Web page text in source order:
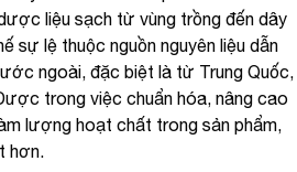
liệu sạch từ vùng trồng đến dây
sự lệ thuộc nguồn nguyên liệu dẫn
ngoài, đặc biệt là từ Trung Quốc,
trong việc chuẩn hóa, nâng cao
lượng hoạt chất trong sản phẩm,
hơn.